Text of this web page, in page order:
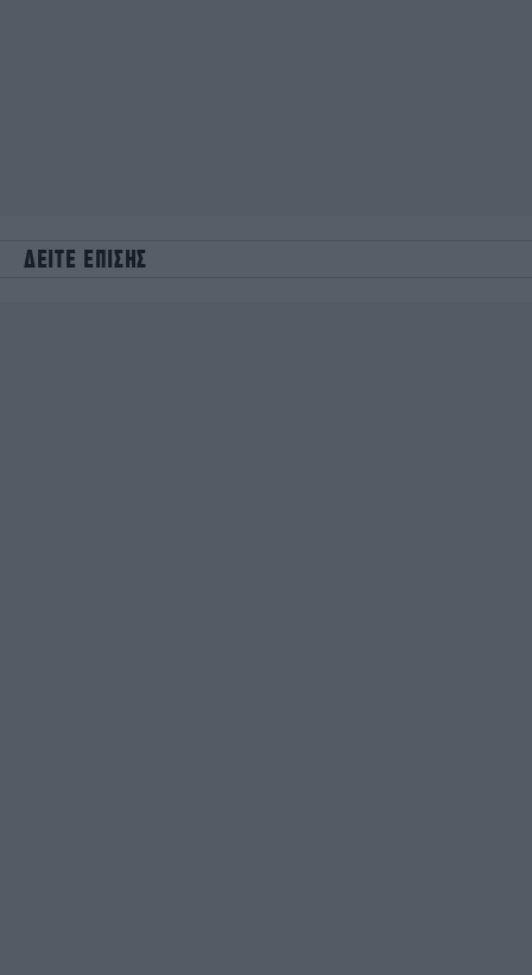
ΔΕΙΤΕ ΕΠΙΣΗΣ